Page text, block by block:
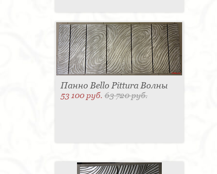
Панно Bello Pittura Волны
53 100 руб.63 720 руб.